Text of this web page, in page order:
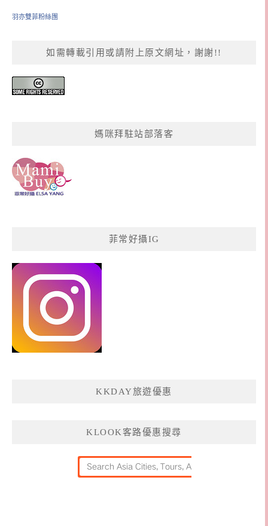
羽亦雙菲粉絲團
如需轉載引用或請附上原文網址，謝謝!!
媽咪拜駐站部落客
菲常好攝IG
KKDAY旅遊優惠
KLOOK客路優惠搜尋